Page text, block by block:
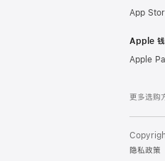
App
Apple 钱
Apple
更多选购
隐私政策